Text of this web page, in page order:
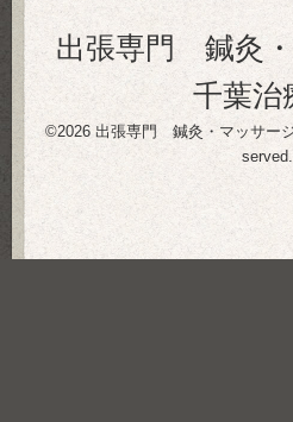
出張専門 鍼灸
千葉治
©2026 出張専門 鍼灸・マッサー
served.